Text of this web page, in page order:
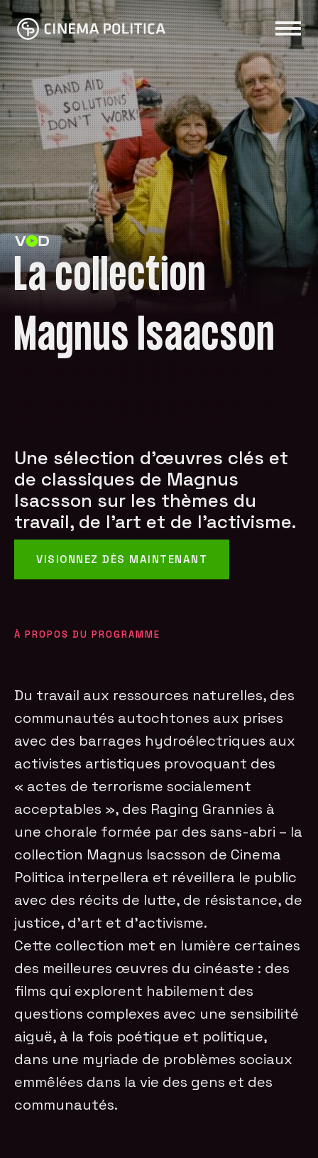
La collection
Magnus Isaacson
Une sélection d'œuvres clés et
de classiques de Magnus
Isacsson sur les thèmes du
travail, de l'art et de l'activisme.
VISIONNEZ DÈS MAINTENANT
À PROPOS DU PROGRAMME
Du travail aux ressources naturelles, des
communautés autochtones aux prises
avec des barrages hydroélectriques aux
activistes artistiques provoquant des
« actes de terrorisme socialement
acceptables », des Raging Grannies à
une chorale formée par des sans-abri – la
collection Magnus Isacsson de Cinema
Politica interpellera et réveillera le public
avec des récits de lutte, de résistance, de
justice, d’art et d’activisme.
Cette collection met en lumière certaines
des meilleures œuvres du cinéaste : des
films qui explorent habilement des
questions complexes avec une sensibilité
aiguë, à la fois poétique et politique,
dans une myriade de problèmes sociaux
emmêlées dans la vie des gens et des
communautés.